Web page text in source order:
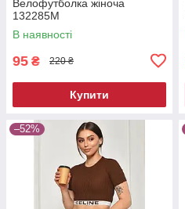
Велофутболка жiноча
132285M
В наявності
95 ₴ 220 ₴
Купити
–52%